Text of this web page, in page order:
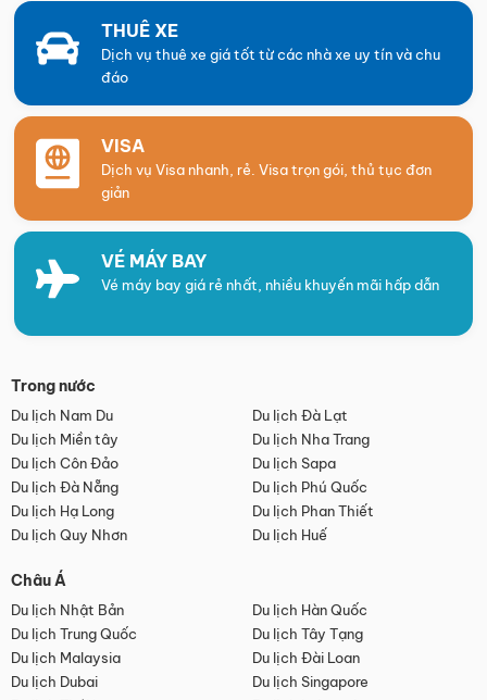
THUÊ XE
Dịch vụ thuê xe giá tốt từ các nhà xe uy tín và chu
đáo
VISA
Dịch vụ Visa nhanh, rẻ. Visa trọn gói, thủ tục đơn
giản
VÉ MÁY BAY
Vé máy bay giá rẻ nhất, nhiều khuyến mãi hấp dẫn
Trong nước
Du lịch Nam Du
Du lịch Đà Lạt
Du lịch Miền tây
Du lịch Nha Trang
Du lịch Côn Đảo
Du lịch Sapa
Du lịch Đà Nẵng
Du lịch Phú Quốc
Du lịch Hạ Long
Du lịch Phan Thiết
Du lịch Quy Nhơn
Du lịch Huế
Châu Á
Du lịch Nhật Bản
Du lịch Hàn Quốc
Du lịch Trung Quốc
Du lịch Tây Tạng
Du lịch Malaysia
Du lịch Đài Loan
Du lịch Dubai
Du lịch Singapore